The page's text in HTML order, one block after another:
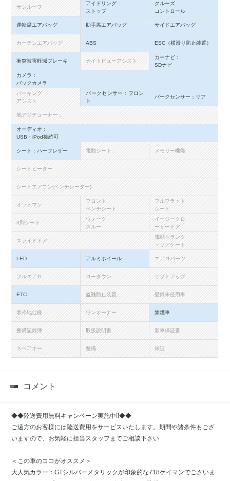
サンルーフ
アイドリング
ストップ
クルーズ
コントロール
運転席エアバッグ 助手席エアバッグ サイドエアバッグ
カーテンエアバッグ ABS ESC（横滑り防止装置）
衝突被害軽減ブレーキ ナイトビューアシスト
カーナビ：
SDナビ
カメラ：
バックカメラ
パーキング
アシスト
パークセンサー：フロン
ト
パークセンサー：リア
地デジチューナー：
オーディオ：
USB・iPod接続可
シート：ハーフレザー 電動シート： メモリー機能
シートヒーター
シートエアコン(ベンチレーター)
オットマン
フロント
ベンチシート
フルフラット
シート
3列シート
ウォーク
スルー
イージークロ
ーザードア
スライドドア：
電動トランク
・リアゲート
LED アルミホイール エアロパーツ
フルエアロ ローダウン リフトアップ
ETC 盗難防止装置 登録未使用車
寒冷地仕様 ワンオーナー 禁煙車
整備記録簿 取扱説明書 新車保証書
スペアキー 整備 保証
コメント
◆◆陸送費用無料キャンペーン実施中!!◆◆
ご遠方のお客様には陸送費用をサービスいたします。期間や諸条件もござ
いますので、お気軽に担当スタッフまでご相談下さい
＜この車のココがオススメ＞
大人気カラー：GTシルバーメタリックが印象的な718ケイマンでございま